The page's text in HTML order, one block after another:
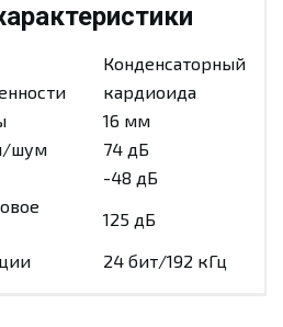
Конденсаторный
кардиоида
16 мм
шум
74 дБ
-48 дБ
125 дБ
24 бит/192 кГц